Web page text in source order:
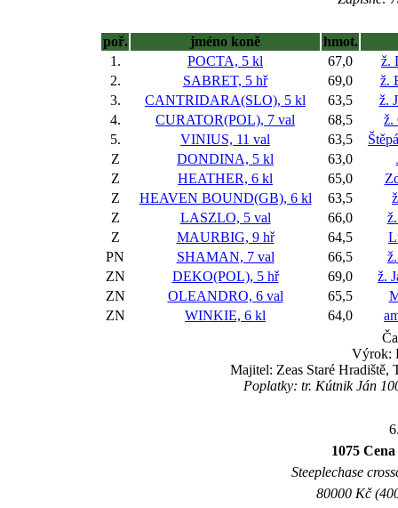
poř. jméno koně
hmot.
1.
POCTA, 5 kl 67,0
ž.
2.
SABRET, 5 hř 69,0
ž.
3.
CANTRIDARA(SLO), 5 kl 63,5
ž.
4.
CURATOR(POL), 7 val 68,5
ž.
5.
VINIUS, 11 val 63,5
Z
DONDINA, 5 kl 63,0
Z
HEATHER, 6 kl 65,0
Z
HEAVEN BOUND(GB), 6 kl 63,5
Z
LASZLO, 5 val 66,0
Z
MAURBIG, 9 hř 64,5
PN
SHAMAN, 7 val 66,5
ZN
DEKO(POL), 5 hř 69,0
ž.
ZN
OLEANDRO, 6 val 65,5
ZN
WINKIE, 6 kl 64,0
Výrok:
Majitel: Zeas Staré Hradiště,
Poplatky: tr. Kútnik Ján
1075
Steeplechase
80000 Kč